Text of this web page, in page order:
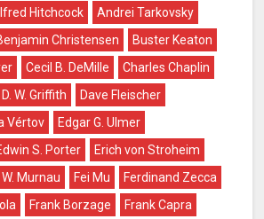
Hitchcock
Andrei Tarkovsky
Christensen
Buster Keaton
Cecil B. DeMille
Charles Chaplin
D. W. Griffith
Dave Fleischer
Vértov
Edgar G. Ulmer
S. Porter
Erich von Stroheim
W. Murnau Fei Mu
Ferdinand Zecca
Frank Borzage
Frank Capra